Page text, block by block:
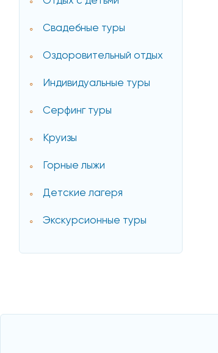
Свадебные туры
Оздоровительный отдых
Индивидуальные туры
Серфинг туры
Круизы
Горные лыжи
Детские лагеря
Экскурсионные туры